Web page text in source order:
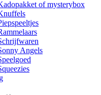
of mysterybox
Angels